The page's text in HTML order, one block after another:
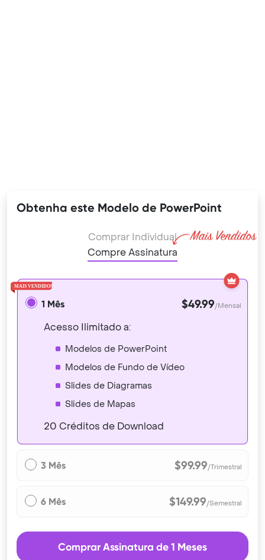
Obtenha este Modelo de PowerPoint
Comprar Individual
Compre Assinatura
1 Mês $49.99/Mensal
Acesso Ilimitado a:
Modelos de PowerPoint
Modelos de Fundo de Vídeo
Slides de Diagramas
Slides de Mapas
20 Créditos de Download
3 Mês $99.99/Trimestral
6 Mês $149.99/Semestral
Comprar Assinatura de 1 Meses